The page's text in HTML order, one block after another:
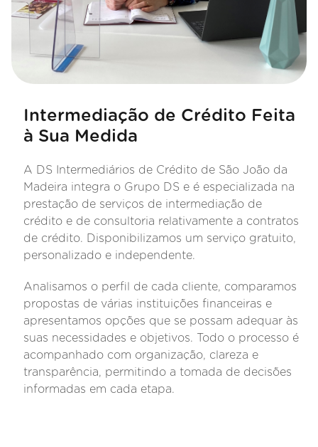
Intermediação de Crédito Feita
à Sua Medida
A DS Intermediários de Crédito de São João da
Madeira integra o Grupo DS e é especializada na
prestação de serviços de intermediação de
crédito e de consultoria relativamente a contratos
de crédito. Disponibilizamos um serviço gratuito,
personalizado e independente.
Analisamos o perfil de cada cliente, comparamos
propostas de várias instituições financeiras e
apresentamos opções que se possam adequar às
suas necessidades e objetivos. Todo o processo é
acompanhado com organização, clareza e
transparência, permitindo a tomada de decisões
informadas em cada etapa.